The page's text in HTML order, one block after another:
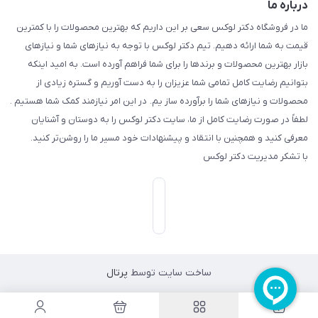
درباره ما
ما در فروشگاه دکتر لوکس سعی بر این داریم که بهترین محصولات را با کمترین
قیمت به شما ارائه دهیم. تیم دکتر لوکس با توجه به نیازهای شما و نیازهای
بازار بهترین محصولات و برندها را برای شما فراهم آورده است. به امید اینکه
بتوانیم رضایت کامل تمامی شما عزیزان را به دست آوریم و گستره زیادی از
محصولات و نیازهای شما را برآورده ساز یم. در این امر نیازمند کمک شما هستیم .
لطفاً در صورت رضایت کامل از ما، سایت دکتر لوکس را به دوستان و آشنایان
معرفی کنید و همچنین با انتقاد و پیشنهادات خود مسیر ما را روشن‌تر کنید.
با تشکر مدیریت دکتر لوکس
ساخت سایت توسط پرتال